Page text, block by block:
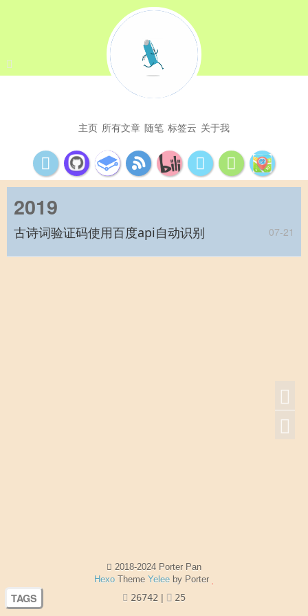
主页 所有文章 随笔 标签云 关于我
2019
07-21
古诗词验证码使用百度api自动识别
2018-2024 Porter Pan
HexoTheme Yeleeby Porter
26742 | 25
TAGS